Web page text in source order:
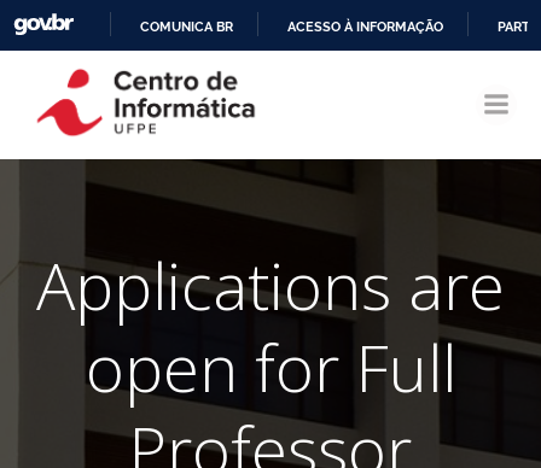
CONTEÚDO
COMUNICA BR ACESSO À INFORMAÇÃO
Applications are
open for Full
Professor